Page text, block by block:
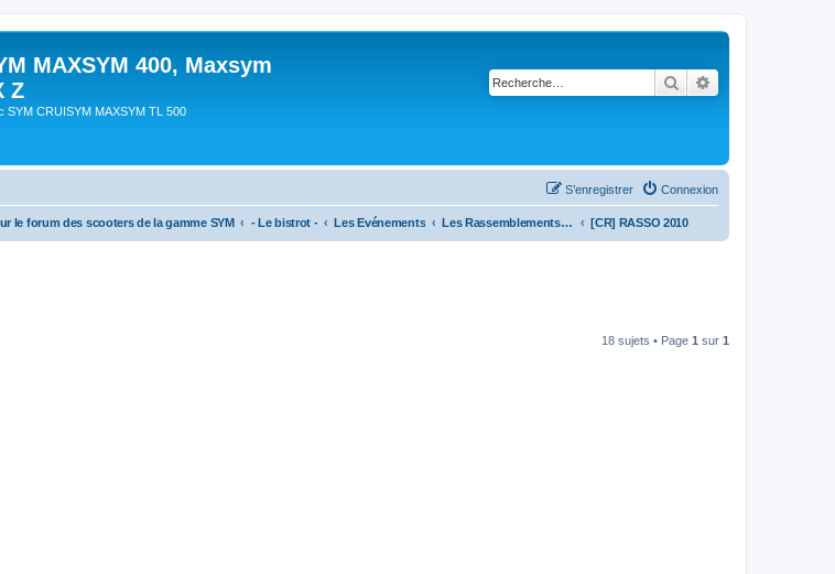
MAXSYM 400, Maxsym
Z
CRUISYM MAXSYM TL 500
Rechercher
Connexion
S’enregistrer
le forum des scooters de la gamme SYM - Le bistrot - Les Evénements Les Rassemblements [archives] [CR] RASSO 2010
18 sujets • Page 1 sur 1